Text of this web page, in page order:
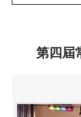
第四